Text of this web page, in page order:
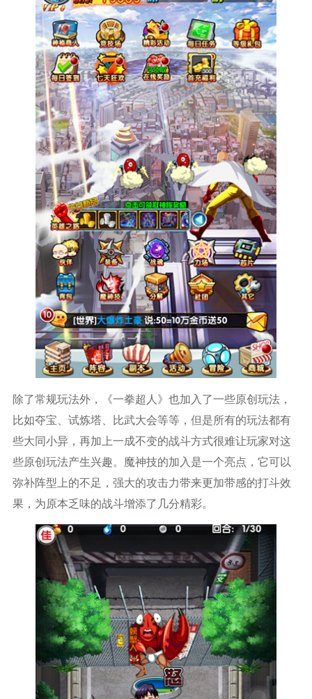
除了常规玩法外，《一拳超人》也加入了一些原创玩法，
比如夺宝、试炼塔、比武大会等等，但是所有的玩法都有
些大同小异，再加上一成不变的战斗方式很难让玩家对这
些原创玩法产生兴趣。魔神技的加入是一个亮点，它可以
弥补阵型上的不足，强大的攻击力带来更加带感的打斗效
果，为原本乏味的战斗增添了几分精彩。